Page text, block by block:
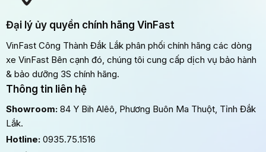
Đại lý ủy quyền chính hãng VinFast
VinFast Công Thành Đắk Lắk phân phối chính hãng các dòng
xe VinFast Bên cạnh đó, chúng tôi cung cấp dịch vụ bảo hành
& bảo dưỡng 3S chính hãng.
Thông tin liên hệ
Showroom:84 Y Bih Alêô, Phương Buôn Ma Thuột, Tỉnh Đắk
Lắk.
Hotline: 0935.75.1516